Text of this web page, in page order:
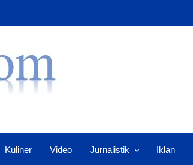
Kuliner Video Jurnalistik Iklan